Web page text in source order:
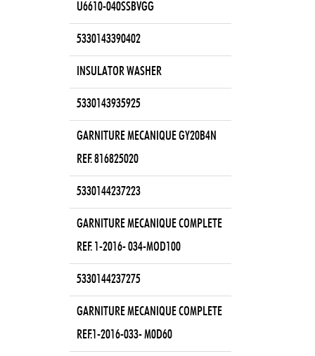
U6610-040SSBVGG
5330143390402
INSULATOR WASHER
5330143935925
GARNITURE MECANIQUE GY20B4N
REF. 816825020
5330144237223
GARNITURE MECANIQUE COMPLETE
REF. 1-2016- 034-MOD100
5330144237275
GARNITURE MECANIQUE COMPLETE
REF.1-2016-033- M0D60